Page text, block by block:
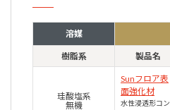
溶媒
樹脂系 製品名
珪酸塩系
無機
Sunフロア表
面強化材
水性浸透形コン